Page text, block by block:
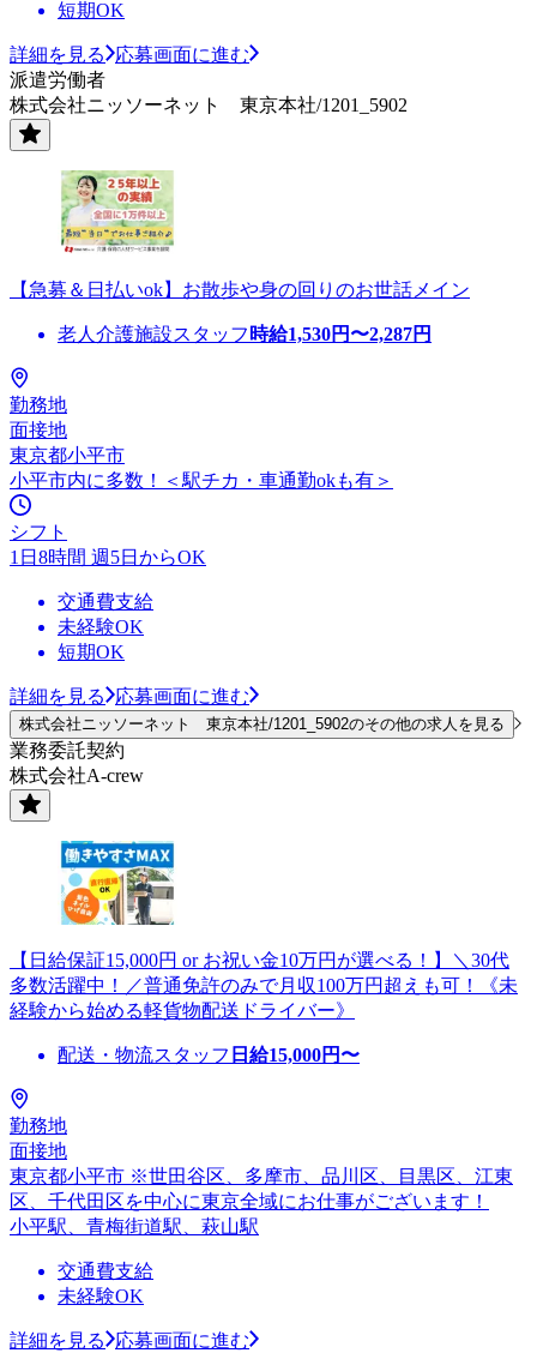
短期OK
詳細を見る
応募画面に進む
派遣労働者
株式会社ニッソーネット 東京本社/1201_5902
【急募＆日払いok】お散歩や身の回りのお世話メイン
老人介護施設スタッフ 時給1,530円〜2,287円
勤務地
面接地
東京都小平市
小平市内に多数！＜駅チカ・車通勤okも有＞
シフト
1日8時間 週5日からOK
交通費支給
未経験OK
短期OK
詳細を見る 応募画面に進む
株式会社ニッソーネット 東京本社/1201_5902のその他の求人を見る
業務委託契約
株式会社A-crew
【日給保証15,000円 or お祝い金10万円が選べる！】＼30代
多数活躍中！／普通免許のみで月収100万円超えも可！《未
経験から始める軽貨物配送ドライバー》
配送・物流スタッフ 日給15,000円〜
勤務地
面接地
東京都小平市 ※世田谷区、多摩市、品川区、目黒区、江東
区、千代田区を中心に東京全域にお仕事がございます！
小平駅、青梅街道駅、萩山駅
交通費支給
未経験OK
詳細を見る
応募画面に進む